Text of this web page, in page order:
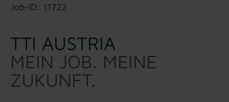
Job-ID: 11722
TTI AUSTRIA
MEIN JOB. MEINE
ZUKUNFT.